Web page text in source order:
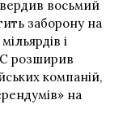
восьмий
заборону на
і
розширив
компаній,
на